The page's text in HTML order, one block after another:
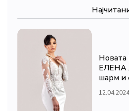
Новата
ЕЛЕНА
шарм и
12.04.2024